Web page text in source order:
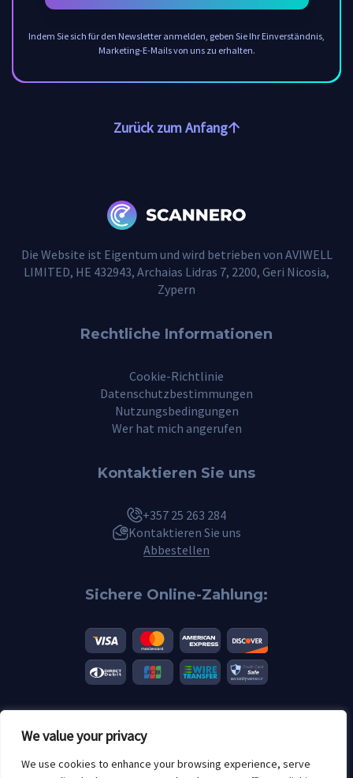
We value your privacy
We use cookies to enhance your browsing experience, serve
Indem Sie sich für den Newsletter anmelden, geben Sie Ihr Einverständnis,
Marketing-E-Mails von uns zu erhalten.
Zurück zum Anfang
Die Website ist Eigentum und wird betrieben von AVIWELL
LIMITED, HE 432943, Archaias Lidras 7, 2200, Geri Nicosia,
Zypern
Rechtliche Informationen
Cookie-Richtlinie
Datenschutzbestimmungen
Nutzungsbedingungen
Wer hat mich angerufen
Kontaktieren Sie uns
+357 25 263 284
Kontaktieren Sie uns
Abbestellen
Sichere Online-Zahlung:
© 2026 Scannero.blog. Alle Marken sind das Eigentum ihrer jeweiligen
Besitzer.